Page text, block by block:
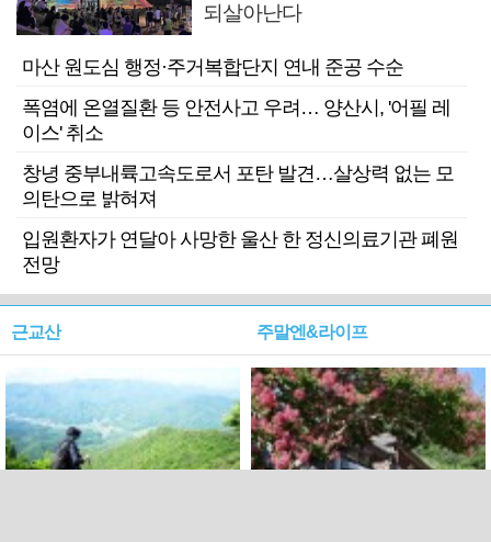
되살아난다
마산 원도심 행정·주거복합단지 연내 준공 수순
폭염에 온열질환 등 안전사고 우려… 양산시, '어필 레
이스' 취소
창녕 중부내륙고속도로서 포탄 발견…살상력 없는 모
의탄으로 밝혀져
입원환자가 연달아 사망한 울산 한 정신의료기관 폐원
전망
근교산 주말엔&라이프